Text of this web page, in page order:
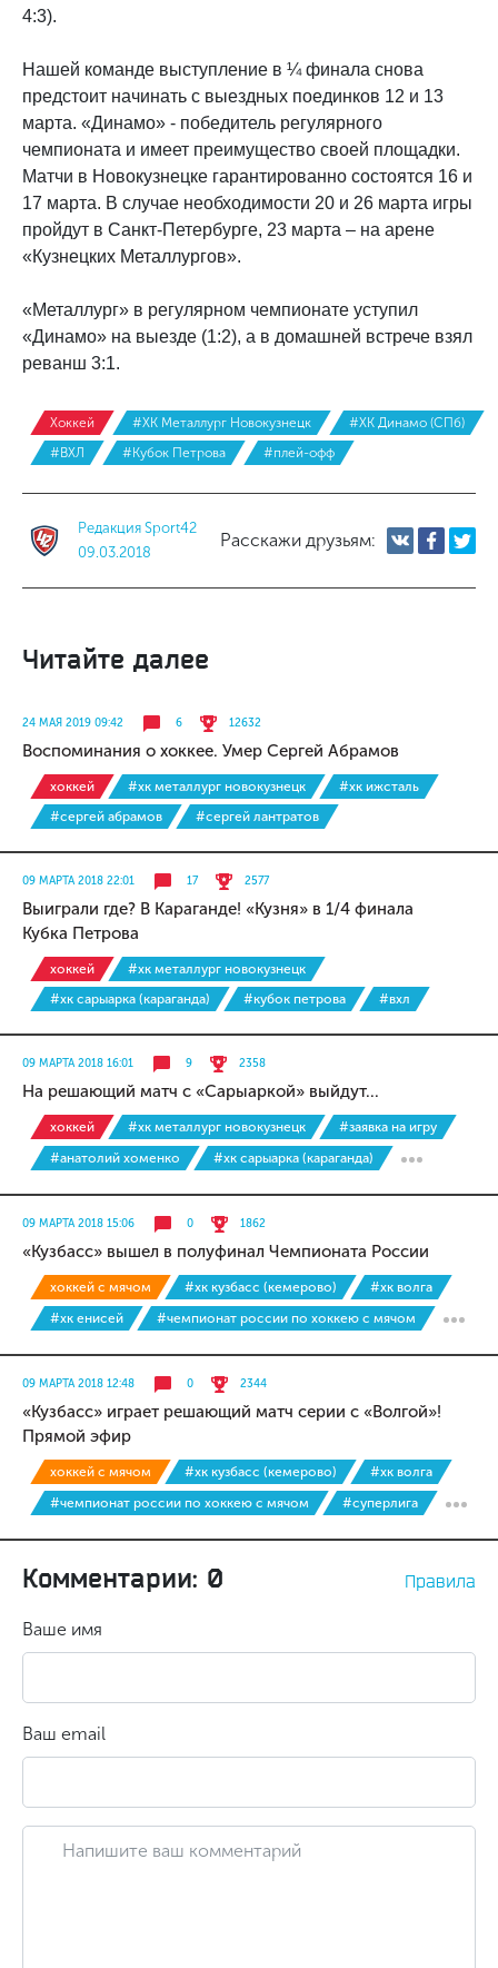
4:3).
Нашей команде выступление в ¼ финала снова
предстоит начинать с выездных поединков 12 и 13
марта. «Динамо» - победитель регулярного
чемпионата и имеет преимущество своей площадки.
Матчи в Новокузнецке гарантированно состоятся 16 и
17 марта. В случае необходимости 20 и 26 марта игры
пройдут в Санкт-Петербурге, 23 марта – на арене
«Кузнецких Металлургов».
«Металлург» в регулярном чемпионате уступил
«Динамо» на выезде (1:2), а в домашней встрече взял
реванш 3:1.
Хоккей #ХК Металлург Новокузнецк
#ХК Динамо (СПб)
#ВХЛ
#Кубок Петрова #плей-офф
Редакция Sport42
09.03.2018
Расскажи друзьям:
Читайте далее
24 МАЯ 2019 09:42 6 12632
Воспоминания о хоккее. Умер Сергей Абрамов
хоккей #хк металлург новокузнецк
#хк ижсталь
#сергей абрамов
#сергей лантратов
09 МАРТА 2018 22:01 17 2577
Выиграли где? В Караганде! «Кузня» в 1/4 финала
Кубка Петрова
хоккей
#хк металлург новокузнецк
#хк сарыарка (караганда)
#кубок петрова #вхл
09 МАРТА 2018 16:01 9 2358
На решающий матч с «Сарыаркой» выйдут...
хоккей #хк металлург новокузнецк
#заявка на игру
#анатолий хоменко
#хк сарыарка (караганда)
09 МАРТА 2018 15:06 0 1862
«Кузбасс» вышел в полуфинал Чемпионата России
хоккей с мячом #хк кузбасс (кемерово)
#хк волга
#хк енисей
#чемпионат россии по хоккею с мячом
09 МАРТА 2018 12:48 0 2344
«Кузбасс» играет решающий матч серии с «Волгой»!
Прямой эфир
хоккей с мячом #хк кузбасс (кемерово)
#хк волга
#чемпионат россии по хоккею с мячом
#суперлига
Комментарии: 0 Правила
Ваше имя
Ваш email